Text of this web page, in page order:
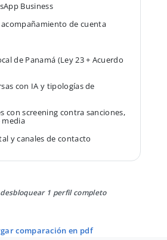
Business
de cuenta
de Panamá (Ley 23 + Acuerdo
con IA y tipologías de
con screening contra sanciones,
media
y canales de contacto
1 perfil completo
comparación en pdf